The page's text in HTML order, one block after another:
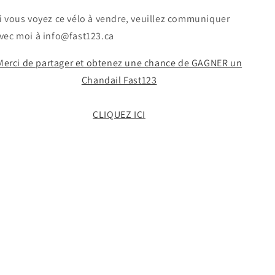
vous voyez ce vélo à vendre, veuillez communiquer
moi à info@fast123.ca
de partager et obtenez une chance de GAGNER un
Chandail Fast123
CLIQUEZ ICI